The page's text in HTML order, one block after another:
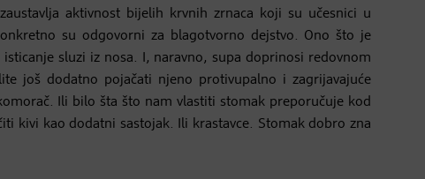
aktivnost bijelih krvnih zrnaca koji su učesnici u
su odgovorni za blagotvorno dejstvo. Ono što je
sluzi iz nosa. I, naravno, supa doprinosi redovnom
još dodatno pojačati njeno protivupalno i zagrijavajuće
Ili bilo šta što nam vlastiti stomak preporučuje kod
kivi kao dodatni sastojak. Ili krastavce. Stomak dobro zna